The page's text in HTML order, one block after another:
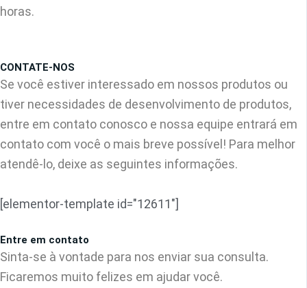
horas.
CONTATE-NOS
Se você estiver interessado em nossos produtos ou
tiver necessidades de desenvolvimento de produtos,
entre em contato conosco e nossa equipe entrará em
contato com você o mais breve possível! Para melhor
atendê-lo, deixe as seguintes informações.
[elementor-template id="12611"]
Entre em contato
Sinta-se à vontade para nos enviar sua consulta.
Ficaremos muito felizes em ajudar você.